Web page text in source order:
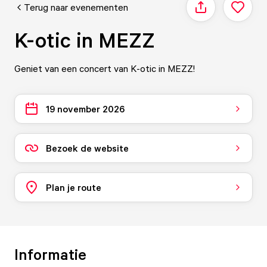
Terug naar evenementen Delen
K-otic in MEZZ
Geniet van een concert van K-otic in MEZZ!
19 november 2026
Bezoek de website
Plan je route
Informatie